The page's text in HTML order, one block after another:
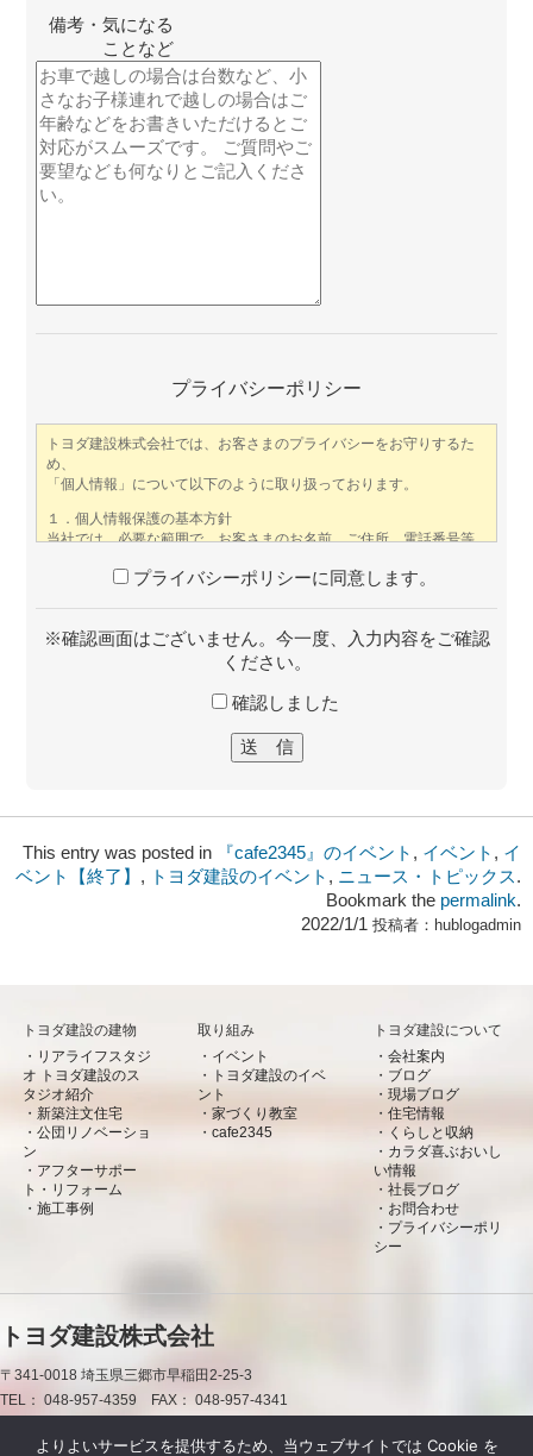
備考・気になる
ことなど
プライバシーポリシー
プライバシーポリシーに同意します。
※確認画面はございません。今一度、入力内容をご確認
ください。
確認しました
This entry was posted in 『cafe2345』のイベント , イベント , イ
ベント【終了】 , トヨダ建設のイベント , ニュース・トピックス.
Bookmark the permalink.
2022/1/1 投稿者： hublogadmin
トヨダ建設の建物
リアライフスタジ
オ トヨダ建設のス
タジオ紹介
新築注文住宅
公団リノベーショ
ン
アフターサポー
ト・リフォーム
施工事例
取り組み
イベント
トヨダ建設のイベ
ント
家づくり教室
cafe2345
トヨダ建設について
会社案内
ブログ
現場ブログ
住宅情報
くらしと収納
カラダ喜ぶおいし
い情報
社長ブログ
お問合わせ
プライバシーポリ
シー
トヨダ建設株式会社
〒341-0018 埼玉県三郷市早稲田2-25-3
TEL： 048-957-4359 FAX： 048-957-4341
0120-50-7660
よりよいサービスを提供するため、当ウェブサイトでは Cookie を